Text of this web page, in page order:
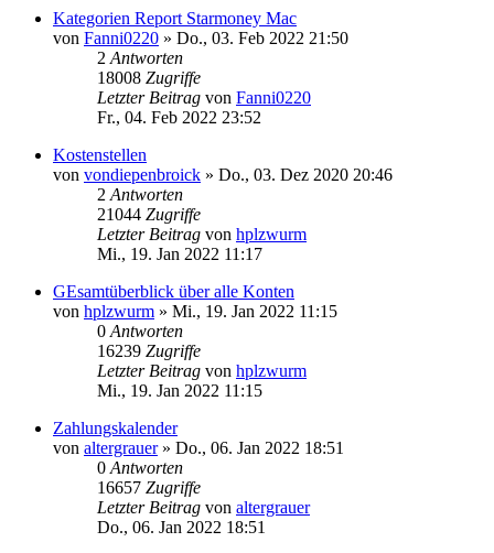
Kategorien Report Starmoney Mac
von Fanni0220 » Do., 03. Feb 2022 21:50
2 Antworten
18008 Zugriffe
Letzter Beitrag von Fanni0220
Fr., 04. Feb 2022 23:52
Kostenstellen
von vondiepenbroick » Do., 03. Dez 2020 20:46
2 Antworten
21044 Zugriffe
Letzter Beitrag von hplzwurm
Mi., 19. Jan 2022 11:17
GEsamtüberblick über alle Konten
von hplzwurm » Mi., 19. Jan 2022 11:15
0 Antworten
16239 Zugriffe
Letzter Beitrag von hplzwurm
Mi., 19. Jan 2022 11:15
Zahlungskalender
von altergrauer» Do., 06. Jan 2022 18:51
0 Antworten
16657 Zugriffe
Letzter Beitrag von altergrauer
Do., 06. Jan 2022 18:51